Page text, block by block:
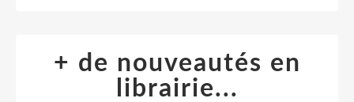
+ de nouveautés en
librairie...